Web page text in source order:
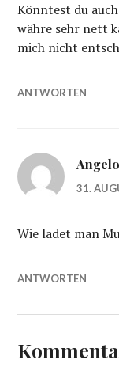
Könntest du
währe sehr nett
mich nicht
ANTWORTEN
31.
Wie ladet man
ANTWORTEN